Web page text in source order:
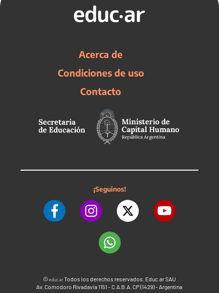
Acerca de
Condiciones de uso
Contacto
¡Seguinos!
©educ.arTodos los derechos reservados. Educ.ar SAU
Av. Comodoro Rivadavia 1151 - C.A.B.A. CP (1429) - Argentina